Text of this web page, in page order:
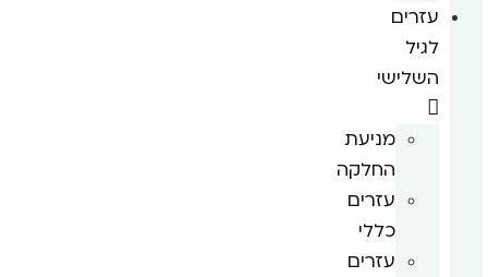
עזרים
לגיל
השלישי
מניעת
החלקה
עזרים
כללי
עזרים